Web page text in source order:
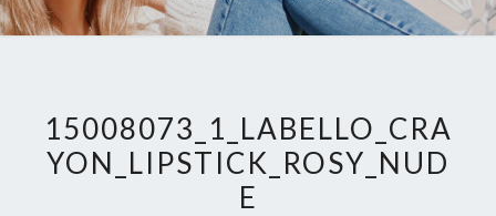
15008073_1_LABELLO_CRA
YON_LIPSTICK_ROSY_NUD
E